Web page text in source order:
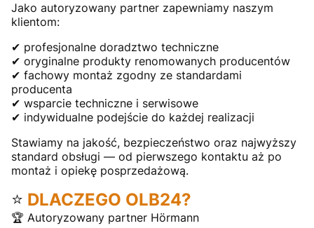
Jako autoryzowany partner zapewniamy naszym
klientom:
✔ profesjonalne doradztwo techniczne
✔ oryginalne produkty renomowanych producentów
✔ fachowy montaż zgodny ze standardami
producenta
✔ wsparcie techniczne i serwisowe
✔ indywidualne podejście do każdej realizacji
Stawiamy na jakość, bezpieczeństwo oraz najwyższy
standard obsługi — od pierwszego kontaktu aż po
montaż i opiekę posprzedażową.
⭐ DLACZEGO OLB24?
🏆 Autoryzowany partner Hörmann